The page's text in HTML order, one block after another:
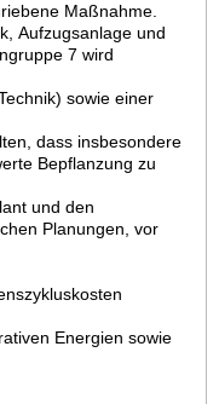
Maßnahme.
Aufzugsanlage und
7 wird
sowie einer
dass insbesondere
Bepflanzung zu
und den
Planungen, vor
Energien sowie